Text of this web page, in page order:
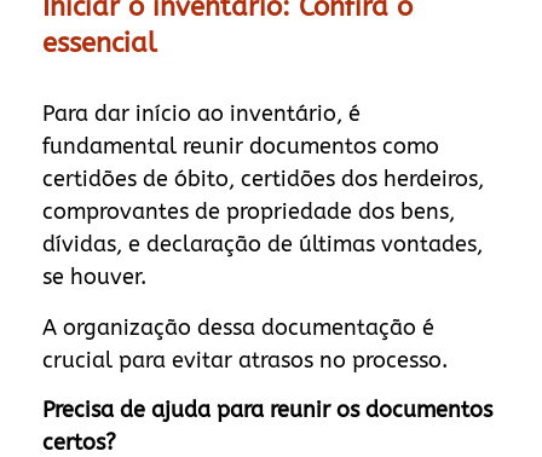
Iniciar o inventário: Confira o
essencial
Para dar início ao inventário, é
fundamental reunir documentos como
certidões de óbito, certidões dos herdeiros,
comprovantes de propriedade dos bens,
dívidas, e declaração de últimas vontades,
se houver.
A organização dessa documentação é
crucial para evitar atrasos no processo.
Precisa de ajuda para reunir os documentos
certos?